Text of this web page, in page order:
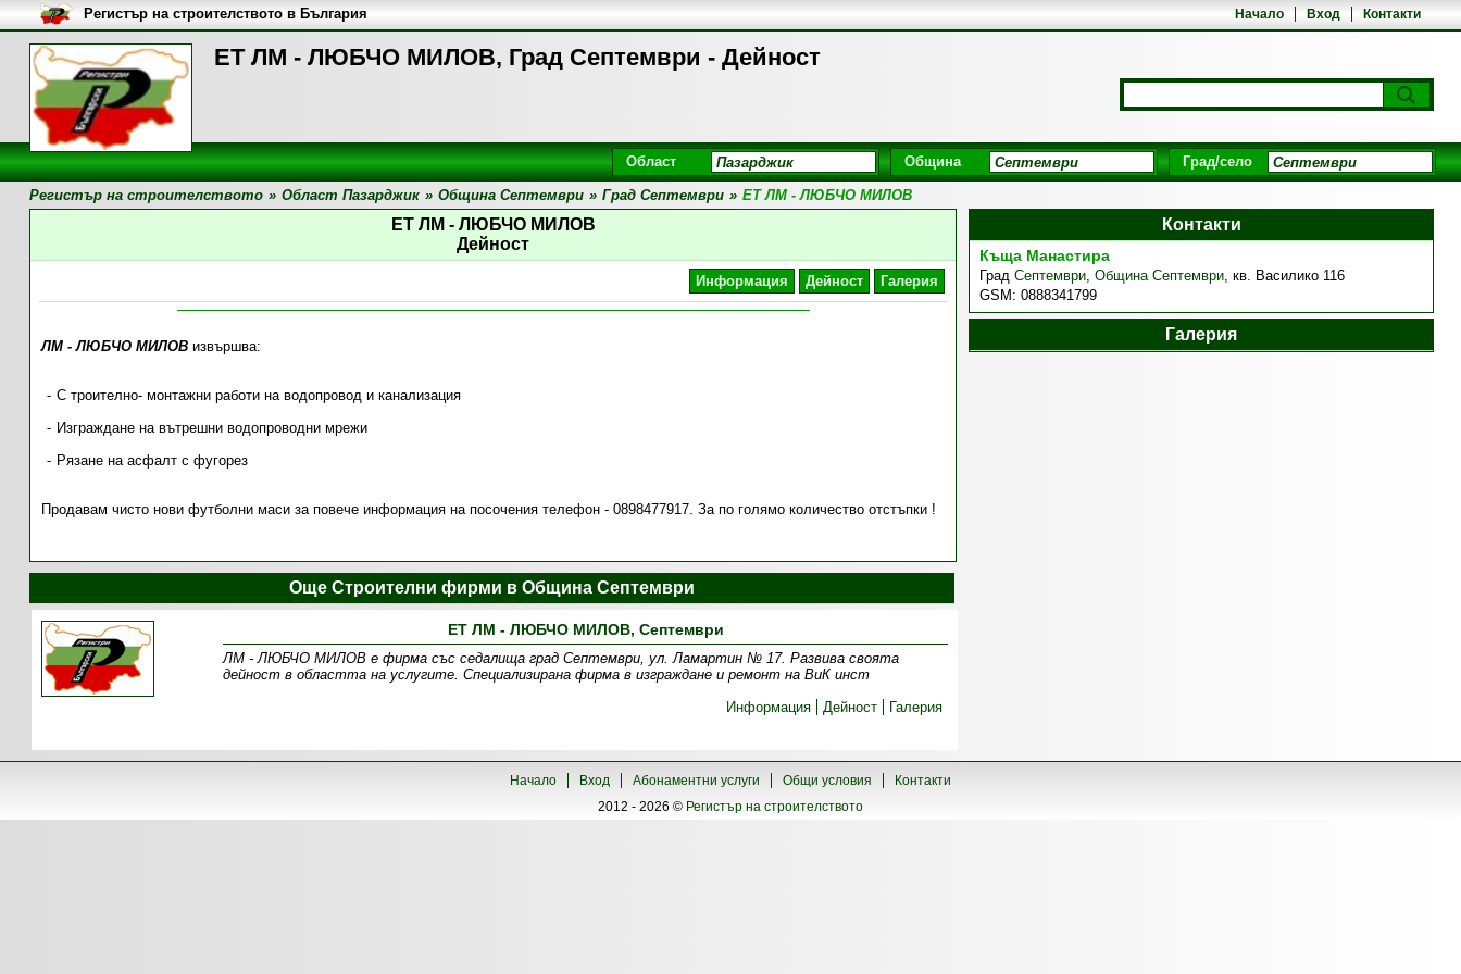
ЕТ ЛМ - ЛЮБЧО МИЛОВ, Град Септември - Дейност
Начало Вход Контакти
Регистър на строителството в България
Област Община Град/село
Регистър на строителството » Област Пазарджик » Община Септември » Град Септември » ЕТ ЛМ - ЛЮБЧО МИЛОВ
ЕТ ЛМ - ЛЮБЧО МИЛОВ
Дейност
Информация Дейност Галерия
ЛМ - ЛЮБЧО МИЛОВизвършва:
С троително- монтажни работи на водопровод и канализация
Изграждане на вътрешни водопроводни мрежи
Рязане на асфалт с фугорез
Продавам чисто нови футболни маси за повече информация на посочения телефон - 0898477917. За по голямо количество отстъпки !
Контакти
Къща Манастира
Град Септември, Община Септември, кв. Василико 116
GSM: 0888341799
Галерия
Още Строителни фирми в Община Септември
ЕТ ЛМ - ЛЮБЧО МИЛОВ, Септември
ЛМ - ЛЮБЧО МИЛОВ е фирма със седалища град Септември, ул. Ламартин № 17. Развива своята
дейност в областта на услугите. Специализирана фирма в изграждане и ремонт на ВиК инст
Информация
Дейност Галерия
Начало Вход Абонаментни услуги Общи условия
Контакти
2012 - 2026 © Регистър на строителството